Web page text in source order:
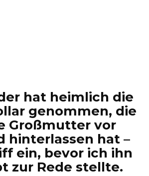
hat heimlich die
genommen, die
Großmutter vor
hinterlassen hat –
ein, bevor ich ihn
zur Rede stellte.